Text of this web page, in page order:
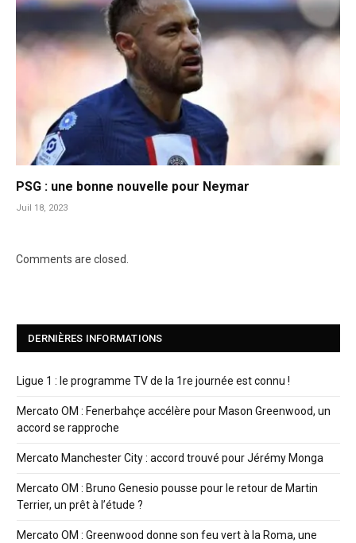
PSG : une bonne nouvelle pour Neymar
Juil 18, 2023
Comments are closed.
DERNIÈRES INFORMATIONS
Ligue 1 : le programme TV de la 1re journée est connu !
Mercato OM : Fenerbahçe accélère pour Mason Greenwood, un
accord se rapproche
Mercato Manchester City : accord trouvé pour Jérémy Monga
Mercato OM : Bruno Genesio pousse pour le retour de Martin
Terrier, un prêt à l’étude ?
Mercato OM : Greenwood donne son feu vert à la Roma, une